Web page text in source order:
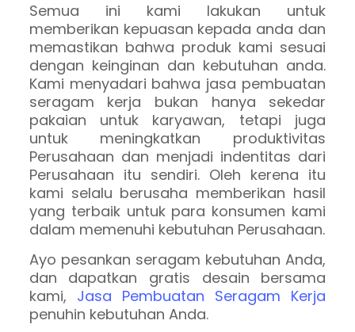
Semua ini kami lakukan untuk
memberikan kepuasan kepada anda dan
memastikan bahwa produk kami sesuai
dengan keinginan dan kebutuhan anda.
Kami menyadari bahwa jasa pembuatan
seragam kerja bukan hanya sekedar
pakaian untuk karyawan, tetapi juga
untuk meningkatkan produktivitas
Perusahaan dan menjadi indentitas dari
Perusahaan itu sendiri. Oleh kerena itu
kami selalu berusaha memberikan hasil
yang terbaik untuk para konsumen kami
dalam memenuhi kebutuhan Perusahaan.
Ayo pesankan seragam kebutuhan Anda,
dan dapatkan gratis desain bersama
kami, Jasa Pembuatan Seragam Kerja
penuhin kebutuhan Anda.